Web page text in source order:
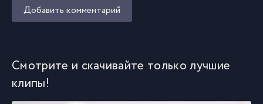
Добавить комментарий
Смотрите и скачивайте только лучшие
клипы!